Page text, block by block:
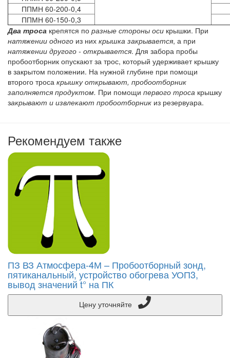
ППМН 60-200-0,4
ППМН 60-150-0,3
Два троса крепятся по разные стороны оси крышки. При
натяжении одного из них крышка закрывается, а при
натяжении другого - открывается. Для забора пробы
пробоотборник опускают за трос, который удерживает крышку
в закрытом положении. На нужной глубине при помощи
второго троса крышку открывают, пробоотборник
заполняется продуктом. При помощи первого троса крышку
закрывают и извлекают пробоотборник из резервуара.
Рекомендуем также
ПЗ ВЗ Атмосфера-4М – Пробоотборный зонд,
пятиканальный, устройство обогрева УОП3,
вывод значений t° на ПК